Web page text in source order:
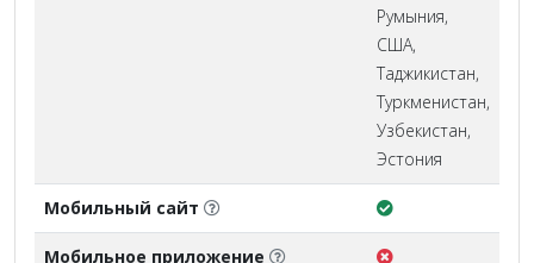
Румыния,
США,
Таджикистан,
Туркменистан,
Узбекистан,
Эстония
Мобильный сайт
Мобильное приложение